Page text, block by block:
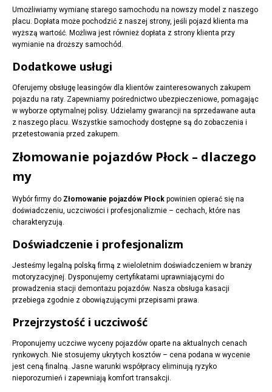
Umożliwiamy wymianę starego samochodu na nowszy model z naszego
placu. Dopłata może pochodzić z naszej strony, jeśli pojazd klienta ma
wyższą wartość. Możliwa jest również dopłata z strony klienta przy
wymianie na droższy samochód.
Dodatkowe usługi
Oferujemy obsługę leasingów dla klientów zainteresowanych zakupem
pojazdu na raty. Zapewniamy pośrednictwo ubezpieczeniowe, pomagając
w wyborze optymalnej polisy. Udzielamy gwarancji na sprzedawane auta
z naszego placu. Wszystkie samochody dostępne są do zobaczenia i
przetestowania przed zakupem.
Złomowanie pojazdów Płock – dlaczego
my
Wybór firmy do Złomowanie pojazdów Płock powinien opierać się na
doświadczeniu, uczciwości i profesjonalizmie – cechach, które nas
charakteryzują.
Doświadczenie i profesjonalizm
Jesteśmy legalną polską firmą z wieloletnim doświadczeniem w branży
motoryzacyjnej. Dysponujemy certyfikatami uprawniającymi do
prowadzenia stacji demontażu pojazdów. Nasza obsługa kasacji
przebiega zgodnie z obowiązującymi przepisami prawa.
Przejrzystość i uczciwość
Proponujemy uczciwe wyceny pojazdów oparte na aktualnych cenach
rynkowych. Nie stosujemy ukrytych kosztów – cena podana w wycenie
jest ceną finalną. Jasne warunki współpracy eliminują ryzyko
nieporozumień i zapewniają komfort transakcji.